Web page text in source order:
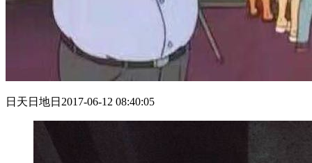
日天日地日 2017-06-12 08:40:05